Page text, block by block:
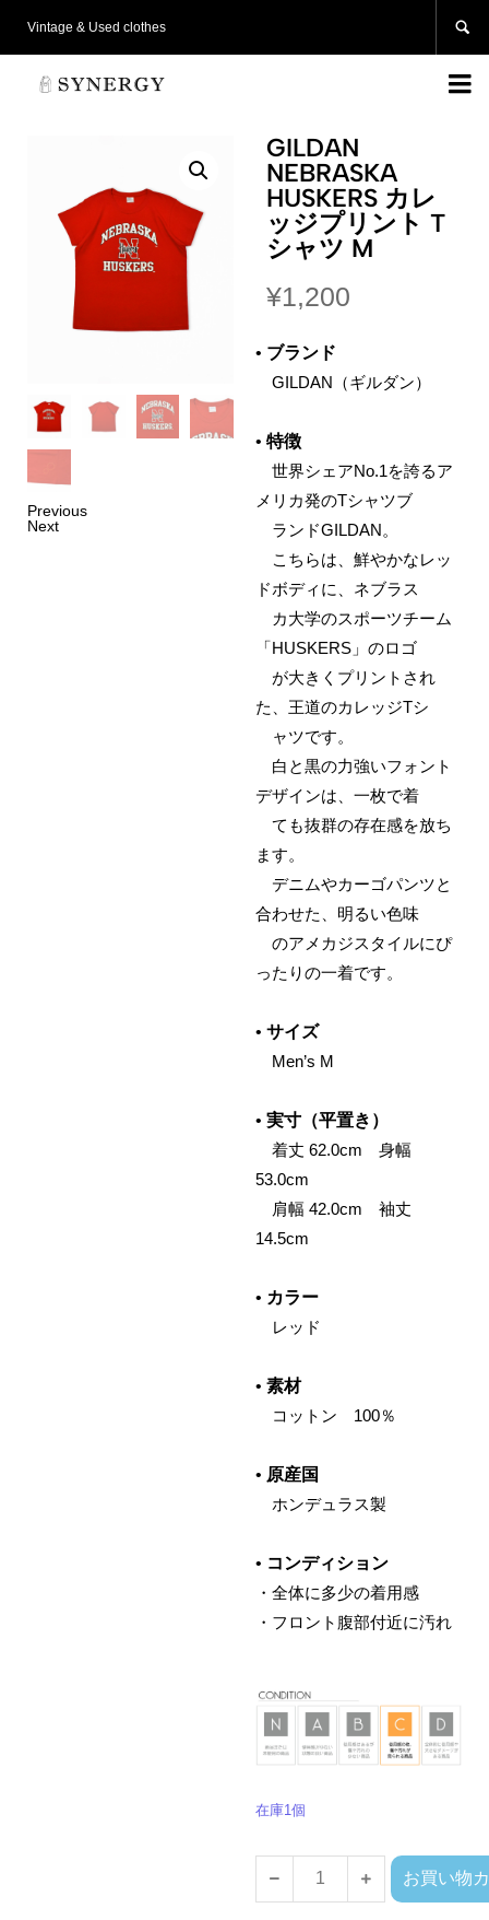
Vintage & Used clothes 

Previous
Next
GILDAN
NEBRASKA
HUSKERS カレ
ッジプリント T
シャツ M
¥1,200
• ブランド
GILDAN（ギルダン）
• 特徴
世界シェアNo.1を誇るア
メリカ発のTシャツブ
ランドGILDAN。
こちらは、鮮やかなレッ
ドボディに、ネブラス
カ大学のスポーツチーム
「HUSKERS」のロゴ
が大きくプリントされ
た、王道のカレッジTシ
ャツです。
白と黒の力強いフォント
デザインは、一枚で着
ても抜群の存在感を放ち
ます。
デニムやカーゴパンツと
合わせた、明るい色味
のアメカジスタイルにぴ
ったりの一着です。
• サイズ
Men’s M
• 実寸（平置き）
着丈 62.0cm 身幅
53.0cm
肩幅 42.0cm 袖丈
14.5cm
• カラー
レッド
• 素材
コットン 100％
• 原産国
ホンデュラス製
• コンディション
・全体に多少の着用感
・フロント腹部付近に汚れ
在庫1個
お買い物